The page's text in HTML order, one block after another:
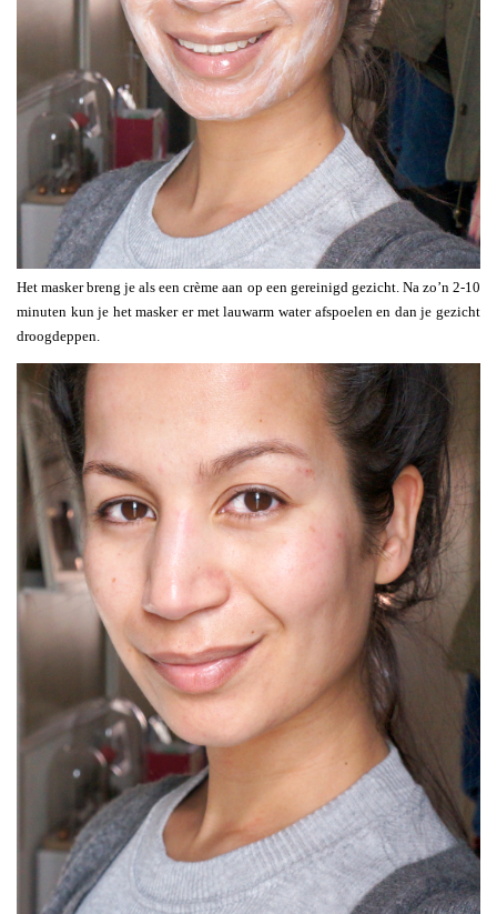
Het masker breng je als een crème aan op een gereinigd gezicht. Na zo’n 2-10
minuten kun je het masker er met lauwarm water afspoelen en dan je gezicht
droogdeppen.